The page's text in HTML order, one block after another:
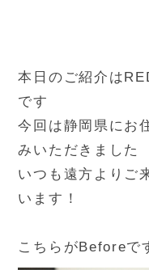
本日のご紹介は
です
今回は静岡県にお
みいただきました
いつも遠方よりご
います！
こちらがBeforeで